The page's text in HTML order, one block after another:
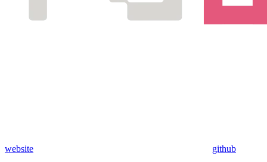
website github